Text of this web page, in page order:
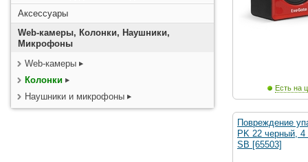
Аксессуары
Web-камеры, Колонки, Наушники,
Микрофоны
Web-камеры
Колонки
Наушники и микрофоны
Есть на
Повреждение
PK 22 черный, 4
SB [65503]